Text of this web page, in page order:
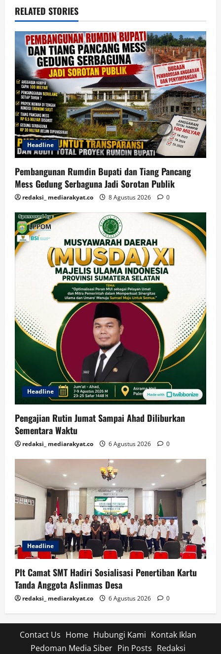
RELATED STORIES
Headline
Pembangunan Rumdin Bupati dan Tiang Pancang
Mess Gedung Serbaguna Jadi Sorotan Publik
redaksi_ mediarakyat.co 8 Agustus 2026 0
Headline
Pengajian Rutin Jumat Sampai Ahad Diliburkan
Sementara Waktu
redaksi_ mediarakyat.co 6 Agustus 2026 0
Headline
Plt Camat SMT Hadiri Sosialisasi Penertiban Kartu
Tanda Anggota Aslinmas Desa
redaksi_ mediarakyat.co 6 Agustus 2026 0
Contact Us Home Hubungi Kami Kontak Iklan
Pedoman Media Siber Pin Posts Redaksi